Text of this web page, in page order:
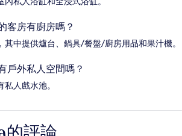
客房有廚房嗎？
其中提供爐台、鍋具/餐盤/廚房用品和果汁機。
戶外私人空間嗎？
人戲水池。